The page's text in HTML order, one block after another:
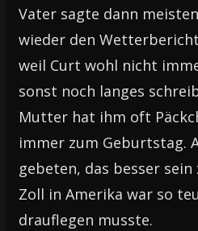
Vater sagte dann
wieder den
weil Curt wohl nicht
sonst noch langes
Mutter hat ihm oft
immer zum Geburtstag.
gebeten, das besser
Zoll in Amerika war so
drauflegen musste.